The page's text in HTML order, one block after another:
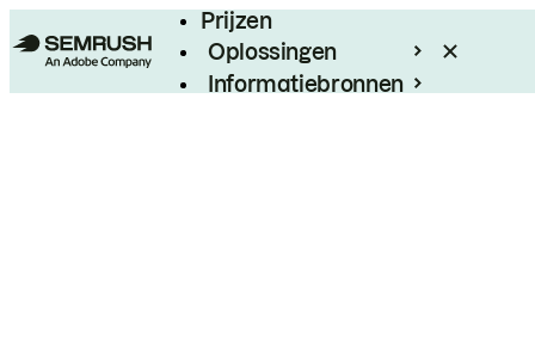
Prijzen
Oplossingen
Informatiebronnen